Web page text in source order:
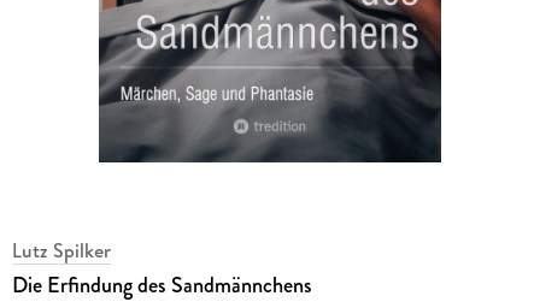
Lutz Spilker
Die Erfindung des Sandmännchens